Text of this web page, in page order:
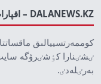
DALANEWS.KZ – اقپارات اگەنتتٸگٸ
كوممەرتسييالىق
ٸشٸنارا كٶشٸرۋگە
بەرٸلەدٸ.